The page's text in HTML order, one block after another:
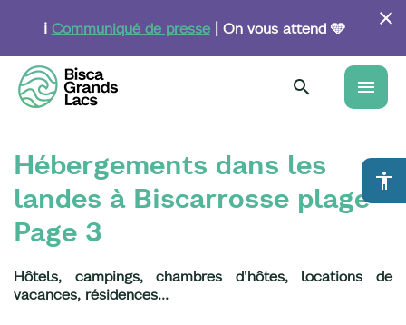
principal
ℹ️ Communiqué de presse| On vous attend 🩵
menu
accessibility
Hébergements dans les
landes à Biscarrosse plage -
Page 3
Hôtels, campings, chambres d'hôtes, locations de
vacances, résidences...